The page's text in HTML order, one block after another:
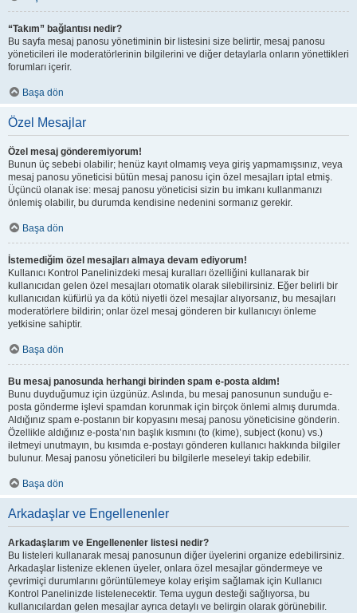
“Takım” bağlantısı nedir?
Bu sayfa mesaj panosu yönetiminin bir listesini size belirtir, mesaj panosu
yöneticileri ile moderatörlerinin bilgilerini ve diğer detaylarla onların yönettikleri
forumları içerir.
Başa dön
Özel Mesajlar
Özel mesaj gönderemiyorum!
Bunun üç sebebi olabilir; henüz kayıt olmamış veya giriş yapmamışsınız, veya
mesaj panosu yöneticisi bütün mesaj panosu için özel mesajları iptal etmiş.
Üçüncü olanak ise: mesaj panosu yöneticisi sizin bu imkanı kullanmanızı
önlemiş olabilir, bu durumda kendisine nedenini sormanız gerekir.
Başa dön
İstemediğim özel mesajları almaya devam ediyorum!
Kullanıcı Kontrol Panelinizdeki mesaj kuralları özelliğini kullanarak bir
kullanıcıdan gelen özel mesajları otomatik olarak silebilirsiniz. Eğer belirli bir
kullanıcıdan küfürlü ya da kötü niyetli özel mesajlar alıyorsanız, bu mesajları
moderatörlere bildirin; onlar özel mesaj gönderen bir kullanıcıyı önleme
yetkisine sahiptir.
Başa dön
Bu mesaj panosunda herhangi birinden spam e-posta aldım!
Bunu duyduğumuz için üzgünüz. Aslında, bu mesaj panosunun sunduğu e-
posta gönderme işlevi spamdan korunmak için birçok önlemi almış durumda.
Aldığınız spam e-postanın bir kopyasını mesaj panosu yöneticisine gönderin.
Özellikle aldığınız e-posta’nın başlık kısmını (to (kime), subject (konu) vs.)
iletmeyi unutmayın, bu kısımda e-postayı gönderen kullanıcı hakkında bilgiler
bulunur. Mesaj panosu yöneticileri bu bilgilerle meseleyi takip edebilir.
Başa dön
Arkadaşlar ve Engellenenler
Arkadaşlarım ve Engellenenler listesi nedir?
Bu listeleri kullanarak mesaj panosunun diğer üyelerini organize edebilirsiniz.
Arkadaşlar listenize eklenen üyeler, onlara özel mesajlar göndermeye ve
çevrimiçi durumlarını görüntülemeye kolay erişim sağlamak için Kullanıcı
Kontrol Panelinizde listelenecektir. Tema uygun desteği sağlıyorsa, bu
kullanıcılardan gelen mesajlar ayrıca detaylı ve belirgin olarak görünebilir.